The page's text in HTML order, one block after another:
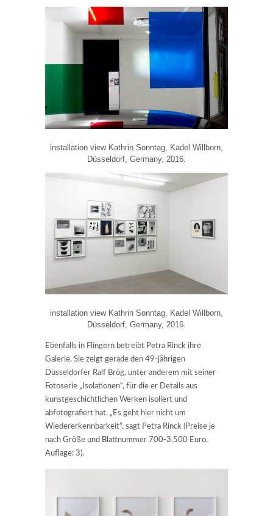
installation view Kathrin Sonntag, Kadel Willborn,
Düsseldorf, Germany, 2016.
installation view Kathrin Sonntag, Kadel Willborn,
Düsseldorf, Germany, 2016.
Ebenfalls in Flingern betreibt Petra Rinck ihre
Galerie. Sie zeigt gerade den 49-jährigen
Düsseldorfer Ralf Brög, unter anderem mit seiner
Fotoserie „Isolationen“, für die er Details aus
kunstgeschichtlichen Werken isoliert und
abfotografiert hat. „Es geht hier nicht um
Wiedererkennbarkeit“, sagt Petra Rinck (Preise je
nach Größe und Blattnummer 700-3.500 Euro,
Auflage: 3).